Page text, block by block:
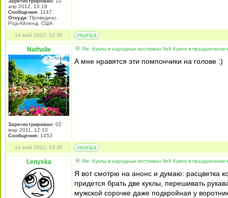
апр 2012, 10:18
Сообщения: 1147
Откуда: Провиденс.
Род-Айленд. США
14 май 2012, 12:35
Nathalie
Зарегистрирован: 02
мар 2011, 12:10
Сообщения: 1453
Re: Куклы в народных костюмах №9 Кукла в праздничном
А мне нравятся эти помпончики на голове :)
14 май 2012, 13:35
Lenyska Re: Куклы в народных костюмах №9 Кукла в праздничном
Я вот смотрю на анонс и думаю: расцветка
придется брать две куклы, перешивать
мужской сорочке даже подкройная у